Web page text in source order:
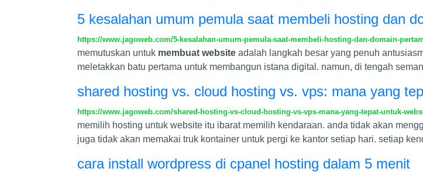
5 kesalahan umum pemula saat membeli hosting dan
https://www.jagoweb.com/5-kesalahan-umum-pemula-saat-membeli-hosting-dan-domain-
memutuskan untuk membuat website adalah langkah besar yang penuh
meletakkan batu pertama untuk membangun istana digital. namun, di tengah
shared hosting vs. cloud hosting vs. vps: mana yang
https://www.jagoweb.com/shared-hosting-vs-cloud-hosting-vs-vps-mana-yang-tepat-untuk-
memilih hosting untuk website itu ibarat memilih kendaraan. anda tidak akan
juga tidak akan memakai truk kontainer untuk pergi ke kantor setiap hari. setiap
cara install wordpress di cpanel hosting dalam 5 menit